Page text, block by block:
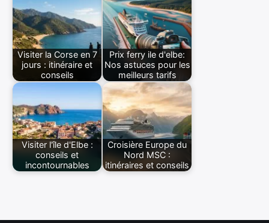
Visiter la Corse en 7
jours : itinéraire et
conseils
Prix ferry ile d'elbe:
Nos astuces pour les
meilleurs tarifs
Visiter l'île d'Elbe :
conseils et
incontournables
Croisière Europe du
Nord MSC :
itinéraires et conseils